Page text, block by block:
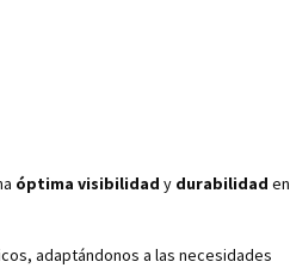
óptima visibilidad y durabilidad en
adaptándonos a las necesidades